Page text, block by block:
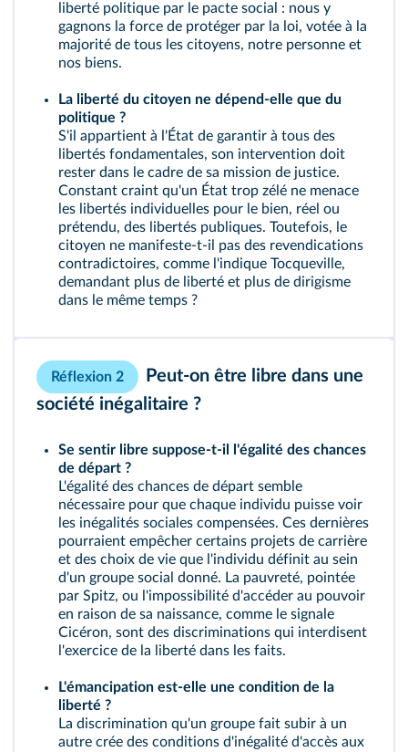
liberté politique par le pacte social : nous y
gagnons la force de protéger par la loi, votée à la
majorité de tous les citoyens, notre personne et
nos biens.
La liberté du citoyen ne dépend-elle que du
politique ?
S'il appartient à l'État de garantir à tous des
libertés fondamentales, son intervention doit
rester dans le cadre de sa mission de justice.
Constant craint qu'un État trop zélé ne menace
les libertés individuelles pour le bien, réel ou
prétendu, des libertés publiques. Toutefois, le
citoyen ne manifeste-t-il pas des revendications
contradictoires, comme l'indique Tocqueville,
demandant plus de liberté et plus de dirigisme
dans le même temps ?
Réflexion 2
Peut-on être libre dans une
société inégalitaire ?
Se sentir libre suppose-t-il l'égalité des chances
de départ ?
L'égalité des chances de départ semble
nécessaire pour que chaque individu puisse voir
les inégalités sociales compensées. Ces dernières
pourraient empêcher certains projets de carrière
et des choix de vie que l'individu définit au sein
d'un groupe social donné. La pauvreté, pointée
par Spitz, ou l'impossibilité d'accéder au pouvoir
en raison de sa naissance, comme le signale
Cicéron, sont des discriminations qui interdisent
l'exercice de la liberté dans les faits.
L'émancipation est-elle une condition de la
liberté ?
La discrimination qu'un groupe fait subir à un
autre crée des conditions d'inégalité d'accès aux